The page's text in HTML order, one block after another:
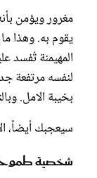
مغرور ويؤمن
يقوم به. وهذا
المهيمنة تُفسد
لنفسه مرتفعة
بخيبة الامل.
سيعجبك أيضاً،
شخصية